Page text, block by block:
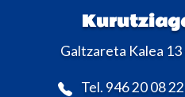
Galtzareta Kalea
Tel. 946 20 08